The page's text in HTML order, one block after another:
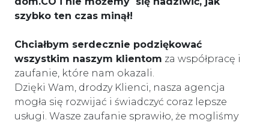
szybko ten czas minął!
Chciałbym serdecznie podziękować
wszystkim naszym klientom za współpracę i
zaufanie, które nam okazali.
Dzięki Wam, drodzy Klienci, nasza agencja
mogła się rozwijać i świadczyć coraz lepsze
usługi. Wasze zaufanie sprawiło, że mogliśmy